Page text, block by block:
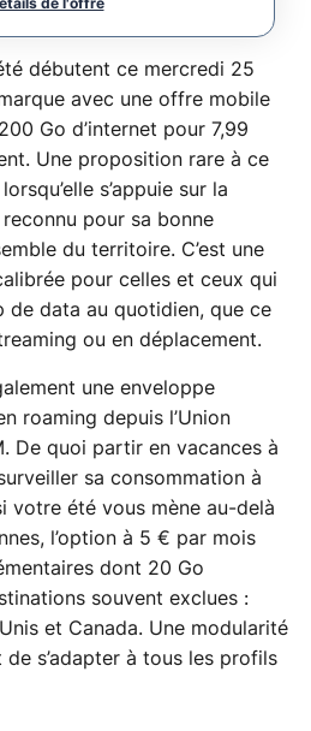
débutent ce mercredi 25
avec une offre mobile
Go d’internet pour 7,99
Une proposition rare à ce
s’appuie sur la
pour sa bonne
du territoire. C’est une
pour celles et ceux qui
de data au quotidien, que ce
ou en déplacement.
une enveloppe
roaming depuis l’Union
De quoi partir en vacances à
sa consommation à
votre été vous mène au-delà
l’option à 5 € par mois
dont 20 Go
souvent exclues :
et Canada. Une modularité
s’adapter à tous les profils